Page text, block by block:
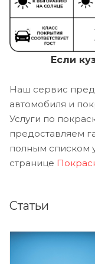
Если
Наш сервис
автомобиля и
Услуги по
предоставляем
полным списком
странице
Статьи